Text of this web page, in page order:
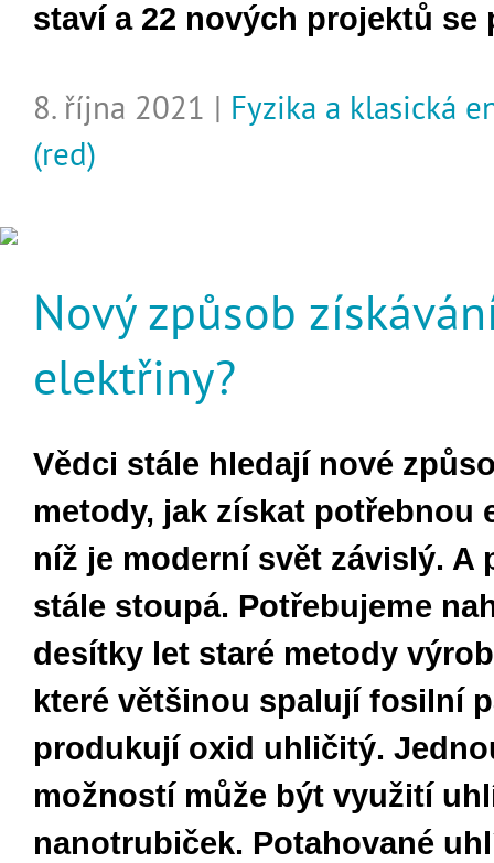
staví a 22 nových projektů se
8. října 2021 | Fyzika a klasická
(red)
Nový způsob
elektřiny?
Vědci stále hledají nové
metody, jak získat potřebnou
níž je moderní svět závislý. A
stále stoupá. Potřebujeme
desítky let staré metody
které většinou spalují fosilní
produkují oxid uhličitý.
možností může být využití
nanotrubiček. Potahované